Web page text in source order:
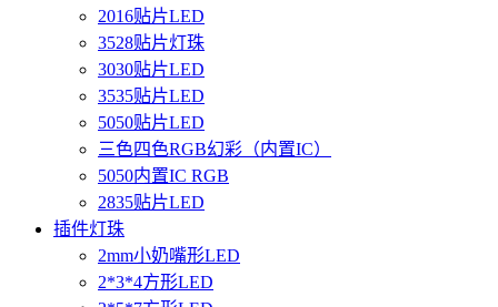
2016贴片LED
3528贴片灯珠
3030贴片LED
3535贴片LED
5050贴片LED
三色四色RGB幻彩（内置IC）
5050内置IC RGB
2835贴片LED
插件灯珠
2mm小奶嘴形LED
2*3*4方形LED